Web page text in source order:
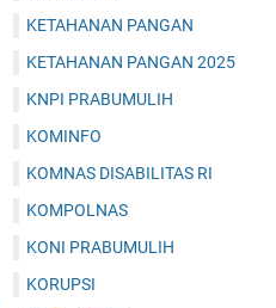
KETAHANAN PANGAN
KETAHANAN PANGAN 2025
KNPI PRABUMULIH
KOMINFO
KOMNAS DISABILITAS RI
KOMPOLNAS
KONI PRABUMULIH
KORUPSI